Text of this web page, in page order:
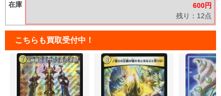
在庫
600円
残り：12点
こちらも買取受付中！